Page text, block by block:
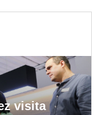
visita